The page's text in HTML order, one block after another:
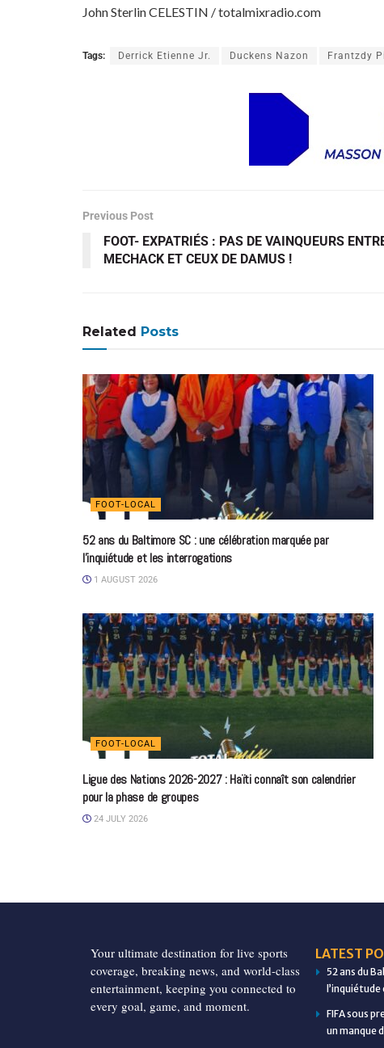
John Sterlin CELESTIN / totalmixradio.com
Tags: Derrick Etienne Jr. Duckens Nazon Frantzdy
Previous Post
FOOT- EXPATRIÉS : PAS DE VAINQUEURS
MECHACK ET CEUX DE DAMUS !
Related Posts
FOOT-LOCAL
52 ans du Baltimore SC : une célébration marquée par
l’inquiétude et les interrogations
1 AUGUST 2026
FOOT-LOCAL
Ligue des Nations 2026-2027 : Haïti connaît son calendrier
pour la phase de groupes
24 JULY 2026
Your ultimate destination for live sports
coverage, breaking news, and world-class
entertainment, keeping you connected to
every goal, game, and moment.
LATEST
52 ans du
FIFA sous
un manque